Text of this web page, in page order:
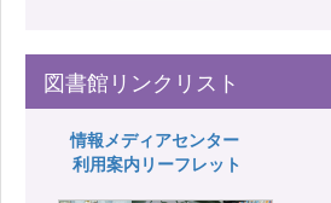
図書館リンクリスト
情報メディアセンター
利用案内リーフレット